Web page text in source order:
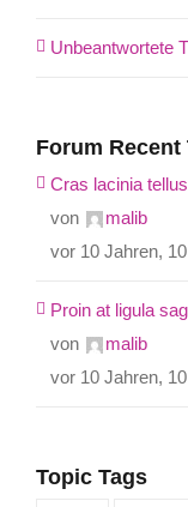
Unbeantwortete
Forum Recent
Cras lacinia
von
malib
vor 10 Jahren,
Proin at ligula
von
malib
vor 10 Jahren,
Topic Tags